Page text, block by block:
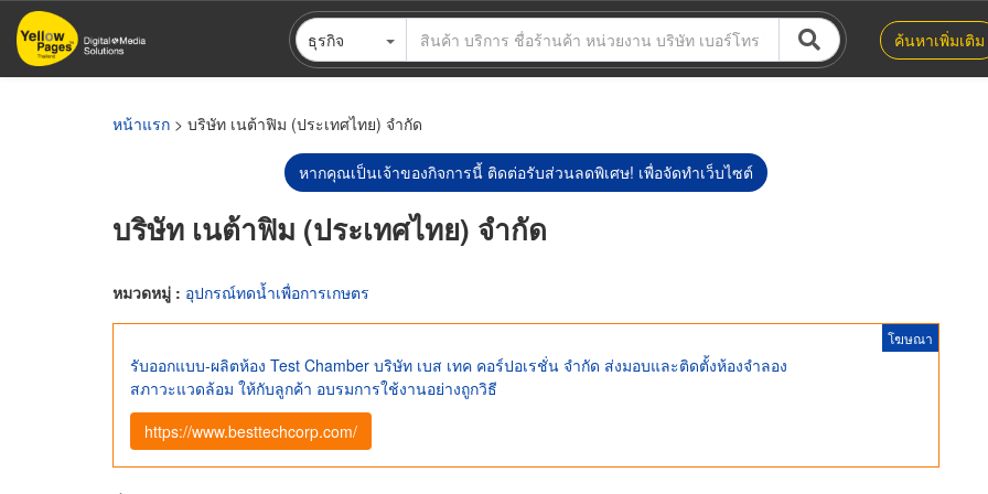
ข้าม
ไป
ธุรกิจ ค้นหาเพิ่มเติม
หน้าแรก > บริษัท เนต้าฟิม (ประเทศไทย) จำกัด
หากคุณเป็นเจ้าของกิจการนี้ ติดต่อรับส่วนลดพิเศษ! เพื่อจัดทำเว็บไซต์
บริษัท เนต้าฟิม (ประเทศไทย) จำกัด
หมวดหมู่ : อุปกรณ์ทดน้ำเพื่อการเกษตร
โฆษณา
รับออกแบบ-ผลิตห้อง Test Chamber บริษัท เบส เทค คอร์ปอเรชั่น จำกัด ส่งมอบและติดตั้งห้องจำลอง
สภาวะแวดล้อม ให้กับลูกค้า อบรมการใช้งานอย่างถูกวิธี
https://www.besttechcorp.com/